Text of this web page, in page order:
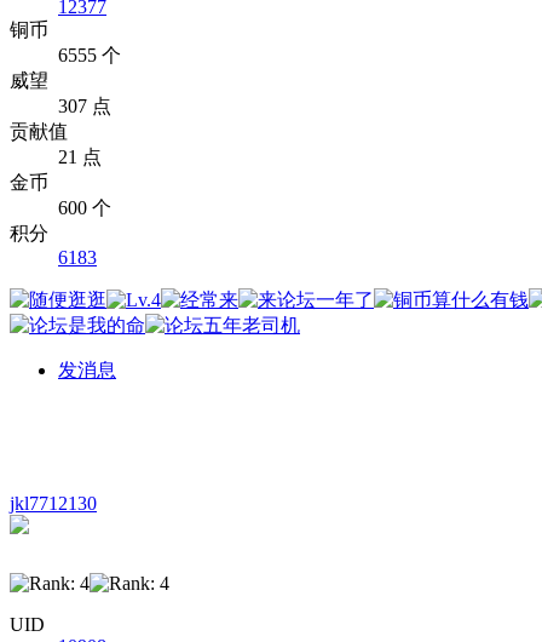
12377
铜币
6555 个
威望
307 点
贡献值
21 点
金币
600 个
积分
6183
发消息
jkl7712130
UID